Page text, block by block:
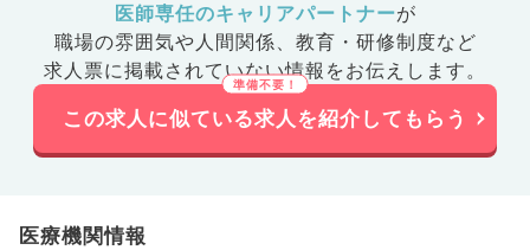
医師専任のキャリアパートナーが
職場の雰囲気や人間関係、 教育・研修制度など
求人票に掲載されていない情報をお伝えします。
この求人に似ている求人を紹介してもらう
医療機関情報